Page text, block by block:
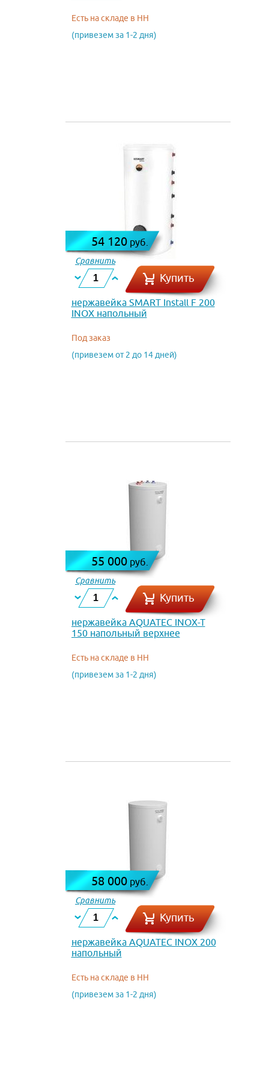
Есть на складе в НН
(привезем за 1-2 дня)
54 120руб.
Сравнить
Купить
нержавейка SMART Install F 200
INOX напольный
Под заказ
(привезем от 2 до 14 дней)
55 000руб.
Сравнить
Купить
нержавейка AQUATEC INOX-T
150 напольный верхнее
Есть на складе в НН
(привезем за 1-2 дня)
58 000руб.
Сравнить
Купить
нержавейка AQUATEC INOX 200
напольный
Есть на складе в НН
(привезем за 1-2 дня)